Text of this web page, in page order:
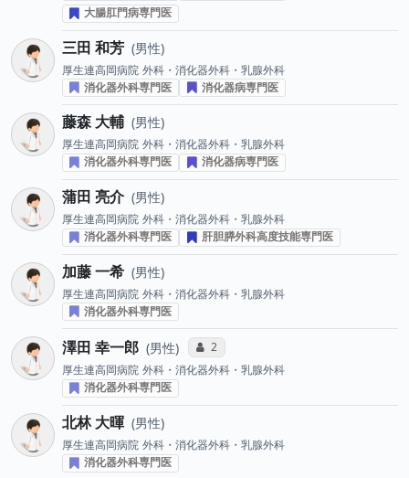
大腸肛門病専門医
三田 和芳 男性
厚生連高岡病院 外科・消化器外科・乳腺外科
消化器外科専門医
消化器病専門医
藤森 大輔 男性
厚生連高岡病院 外科・消化器外科・乳腺外科
消化器外科専門医
消化器病専門医
蒲田 亮介 男性
厚生連高岡病院 外科・消化器外科・乳腺外科
消化器外科専門医
肝胆膵外科高度技能専門医
加藤 一希 男性
厚生連高岡病院 外科・消化器外科・乳腺外科
消化器外科専門医
澤田 幸一郎 男性 コミュニケーション・タイプ投票数
2
厚生連高岡病院 外科・消化器外科・乳腺外科
消化器外科専門医
北林 大暉 男性
厚生連高岡病院 外科・消化器外科・乳腺外科
消化器外科専門医